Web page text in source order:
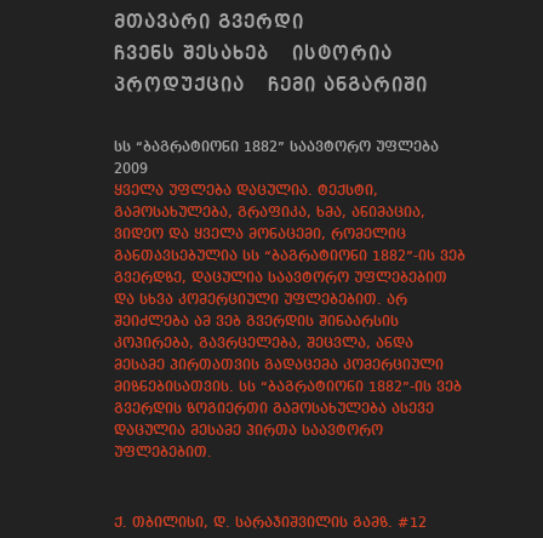
ᲛᲗᲐᲕᲐᲠᲘ ᲒᲕᲔᲠᲓᲘ
ᲩᲕᲔᲜᲡ ᲨᲔᲡᲐᲮᲔᲑ
ᲘᲡᲢᲝᲠᲘᲐ
ᲞᲠᲝᲓᲣᲥᲪᲘᲐ
ᲩᲔᲛᲘ ᲐᲜᲒᲐᲠᲘᲨᲘ
სს “ბაგრატიონი 1882” საავტორო უფლება
2009
ყველა უფლება დაცულია. ტექსტი,
გამოსახულება, გრაფიკა, ხმა, ანიმაცია,
ვიდეო და ყველა მონაცემი, რომელიც
განთავსებულია სს “ბაგრატიონი 1882”-ის ვებ
გვერდზე, დაცულია საავტორო უფლებებით
და სხვა კომერციული უფლებებით. არ
შეიძლება ამ ვებ გვერდის შინაარსის
კოპირება, გავრცელება, შეცვლა, ანდა
მესამე პირთათვის გადაცემა კომერციული
მიზნებისათვის. სს “ბაგრატიონი 1882”-ის ვებ
გვერდის ზოგიერთი გამოსახულება ასევე
დაცულია მესამე პირთა საავტორო
უფლებებით.
ქ. თბილისი, დ. სარაჯიშვილის გამზ. #12